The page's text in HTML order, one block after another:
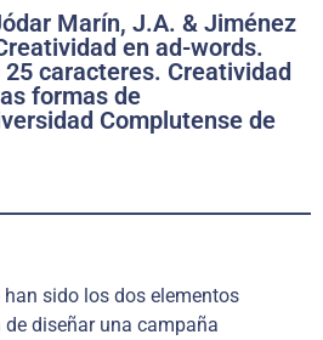
Marín, J.A. & Jiménez
en ad-words.
caracteres. Creatividad
formas de
Complutense de
sido los dos elementos
diseñar una campaña